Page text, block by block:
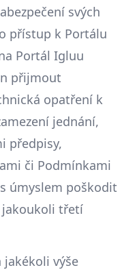
svých
přístup k Portálu
Portál Igluu
přijmout
opatření k
jednání,
předpisy,
či Podmínkami
úmyslem poškodit
jakoukoli třetí
jakékoli výše